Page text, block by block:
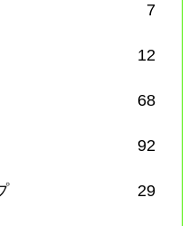
7
12
68
92
29